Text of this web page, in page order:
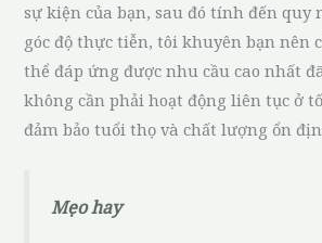
sự kiện của bạn, sau đó tính đến quy
góc độ thực tiễn, tôi khuyên bạn nên
thể đáp ứng được nhu cầu cao nhất
không cần phải hoạt động liên tục ở
đảm bảo tuổi thọ và chất lượng ổn
Mẹo hay